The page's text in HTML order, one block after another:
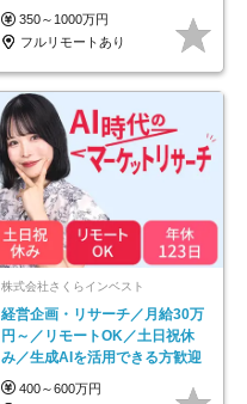
ネイル自由／副業OK
350～1000万円
フルリモートあり
株式会社さくらインベスト
経営企画・リサーチ／月給30万
円～／リモートOK／土日祝休
み／生成AIを活用できる方歓迎
400～600万円